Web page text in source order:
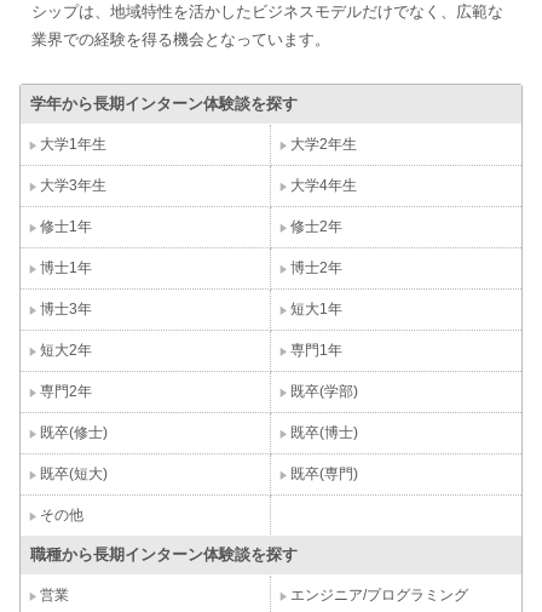
シップは、地域特性を活かしたビジネスモデルだけでなく、広範な
業界での経験を得る機会となっています。
学年から長期インターン体験談を探す
大学1年生 大学2年生
大学3年生 大学4年生
修士1年 修士2年
博士1年 博士2年
博士3年 短大1年
短大2年 専門1年
専門2年 既卒(学部)
既卒(修士) 既卒(博士)
既卒(短大) 既卒(専門)
その他
職種から長期インターン体験談を探す
営業 エンジニア/プログラミング